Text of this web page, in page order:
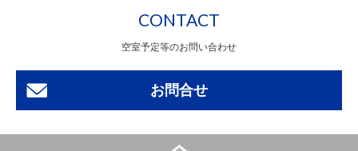
CONTACT
空室予定等のお問い合わせ
お問合せ